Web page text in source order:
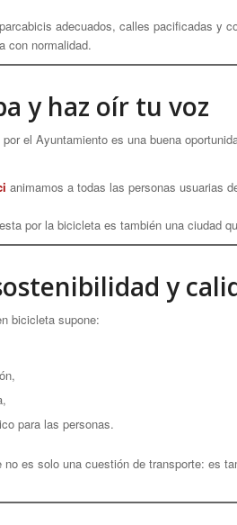
adecuados, calles pacificadas y
con normalidad.
y haz oír tu voz
el Ayuntamiento es una buena
animamos a todas las personas usuarias
por la bicicleta es también una ciudad
y
bicicleta supone:
para las personas.
no es solo una cuestión de transporte: es